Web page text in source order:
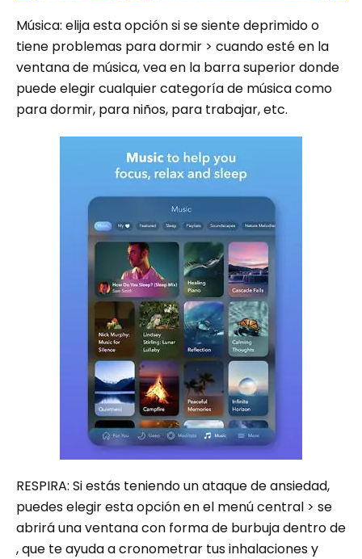
Música: elija esta opción si se siente deprimido o
tiene problemas para dormir > cuando esté en la
ventana de música, vea en la barra superior donde
puede elegir cualquier categoría de música como
para dormir, para niños, para trabajar, etc.
RESPIRA: Si estás teniendo un ataque de ansiedad,
puedes elegir esta opción en el menú central > se
abrirá una ventana con forma de burbuja dentro de
, que te ayuda a cronometrar tus inhalaciones y